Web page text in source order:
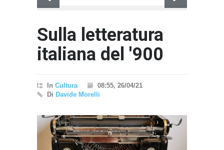
Sulla letteratura
italiana del '900
In Cultura
08:55, 26/04/21
Di Davide Morelli